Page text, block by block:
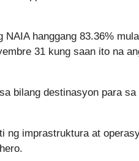
hanggang 83.36%
31 kung saan ito na
bilang destinasyon para
ng imprastruktura at